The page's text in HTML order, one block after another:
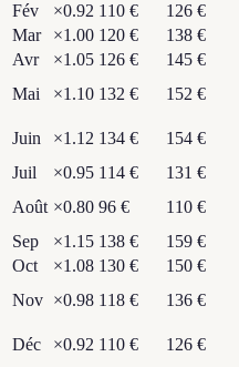
Fév
×0.92 110 € 126 €
Mar
×1.00 120 € 138 €
Avr
×1.05 126 € 145 €
Mai
×1.10 132 € 152 €
Juin
×1.12 134 € 154 €
Juil
×0.95 114 € 131 €
Août ×0.80 96 € 110 €
Sep
×1.15 138 € 159 €
Oct
×1.08 130 € 150 €
Nov ×0.98 118 € 136 €
Déc
×0.92 110 € 126 €